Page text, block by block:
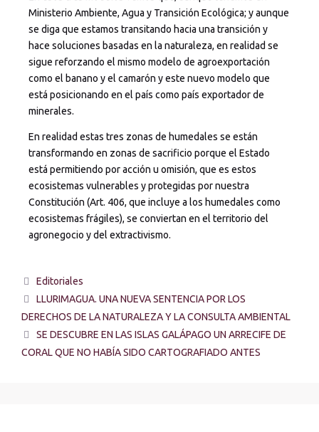
Ministerio Ambiente, Agua y Transición Ecológica; y aunque
se diga que estamos transitando hacia una transición y
hace soluciones basadas en la naturaleza, en realidad se
sigue reforzando el mismo modelo de agroexportación
como el banano y el camarón y este nuevo modelo que
está posicionando en el país como país exportador de
minerales.
En realidad estas tres zonas de humedales se están
transformando en zonas de sacrificio porque el Estado
está permitiendo por acción u omisión, que es estos
ecosistemas vulnerables y protegidas por nuestra
Constitución (Art. 406, que incluye a los humedales como
ecosistemas frágiles), se conviertan en el territorio del
agronegocio y del extractivismo.
Editoriales
LLURIMAGUA. UNA NUEVA SENTENCIA POR LOS
DERECHOS DE LA NATURALEZA Y LA CONSULTA AMBIENTAL
SE DESCUBRE EN LAS ISLAS GALÁPAGO UN ARRECIFE DE
CORAL QUE NO HABÍA SIDO CARTOGRAFIADO ANTES